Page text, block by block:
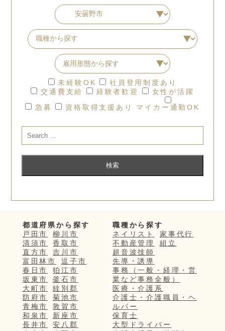
未経験OK
社員登用制度あり
交通費支給
経験者歓迎
女性が活躍
急募
資格取得支援あり マイカー通勤OK
都道府県から探す
戸田市
柳川市
清須市
香取市
直方市
吉川市
富田林市
逗子市
春日市
狛江市
坂東市
釜石市
大町市
紋別郡
防府市
菊池市
青梅市
敦賀市
和泉市
新座市
長井市
安八郡
職種から探す
ネイリスト
家事代行
不動産管理
組立
超音波技師
先導・誘導
事務（一般・経理・営
業など事務全般）
医療・介護系
介護士・介護職員・ヘ
ルパー
保育士
大型ドライバー